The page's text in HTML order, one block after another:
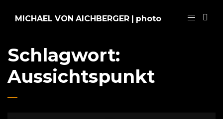
MICHAEL VON AICHBERGER | photo
Schlagwort:
Aussichtspunkt